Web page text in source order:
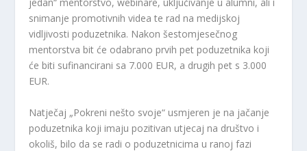
jedan“ mentorstvo, webinare, uključivanje u alumni, ali i
snimanje promotivnih videa te rad na medijskoj
vidljivosti poduzetnika. Nakon šestomjesečnog
mentorstva bit će odabrano prvih pet poduzetnika koji
će biti sufinancirani sa 7.000 EUR, a drugih pet s 3.000
EUR.
Natječaj „Pokreni nešto svoje“ usmjeren je na jačanje
poduzetnika koji imaju pozitivan utjecaj na društvo i
okoliš, bilo da se radi o poduzetnicima u ranoj fazi